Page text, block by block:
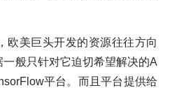
欧美巨头开发的资源往往方向
般只针对它迫切希望解决的A
平台。而且平台提供给